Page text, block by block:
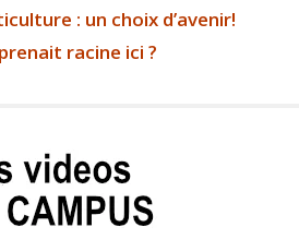
: un choix d’avenir!
racine ici ?